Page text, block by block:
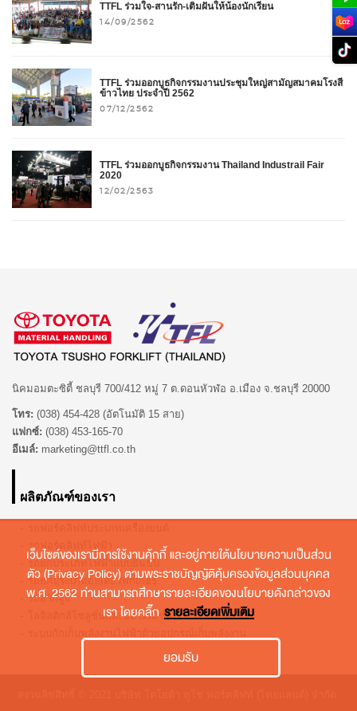
TTFL ร่วมใจ-สานรัก-เติมฝันให้น้องนักเรียน
14/09/2562
TTFL ร่วมออกบูธกิจกรรมงานประชุมใหญ่สามัญสมาคมโรงสี
ข้าวไทย ประจำปี 2562
07/12/2562
TTFL ร่วมออกบูธกิจกรรมงาน Thailand Industrail Fair
2020
12/02/2563
นิคมอมตะซิตี้ ชลบุรี 700/412 หมู่ 7 ต.ดอนหัวฬ่อ อ.เมือง จ.ชลบุรี 20000
โทร: (038) 454-428 (อัตโนมัติ 15 สาย)
แฟกซ์: (038) 453-165-70
อีเมล์: marketing@ttfl.co.th
ผลิตภัณฑ์ของเรา
รถฟอร์คลิฟท์ไฟฟ้า
รถยกประเภทไฟฟ้าแบบยืนขับ
รถยกประเภทออเดอร์พิกเกอร์
รถลากจูง
โลจิสติกส์โซลูชั่นและออโตเมชั่น
เว็บไซต์ของเรามีการใช้งานคุ้กกี้ และอยู่ภายใต้นโยบายความเป็นส่วน
ตัว (Privacy Policy) ตามพระราชบัญญัติคุ้มครองข้อมูลส่วนบุคคล
พ.ศ. 2562 ท่านสามารถศึกษารายละเอียดของนโยบายดังกล่าวของ
เรา โดยคลิ๊ก รายละเอียดเพิ่มเติม
ยอมรับ